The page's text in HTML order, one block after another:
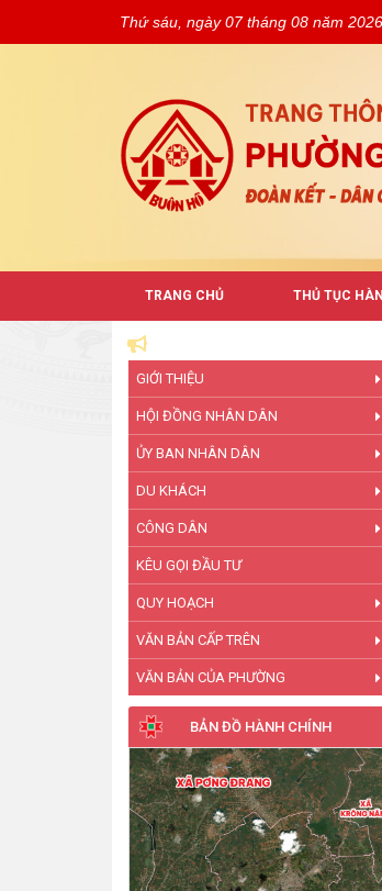
Thứ sáu, ngày 07 tháng 08 năm 2026
TRANG CHỦ THỦ TỤC
GIỚI THIỆU
HỘI ĐỒNG NHÂN DÂN
ỦY BAN NHÂN DÂN
DU KHÁCH
CÔNG DÂN
KÊU GỌI ĐẦU TƯ
QUY HOẠCH
VĂN BẢN CẤP TRÊN
VĂN BẢN CỦA PHƯỜNG
BẢN ĐỒ HÀNH CHÍNH